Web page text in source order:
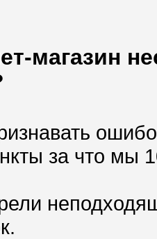
магазин
за что мы